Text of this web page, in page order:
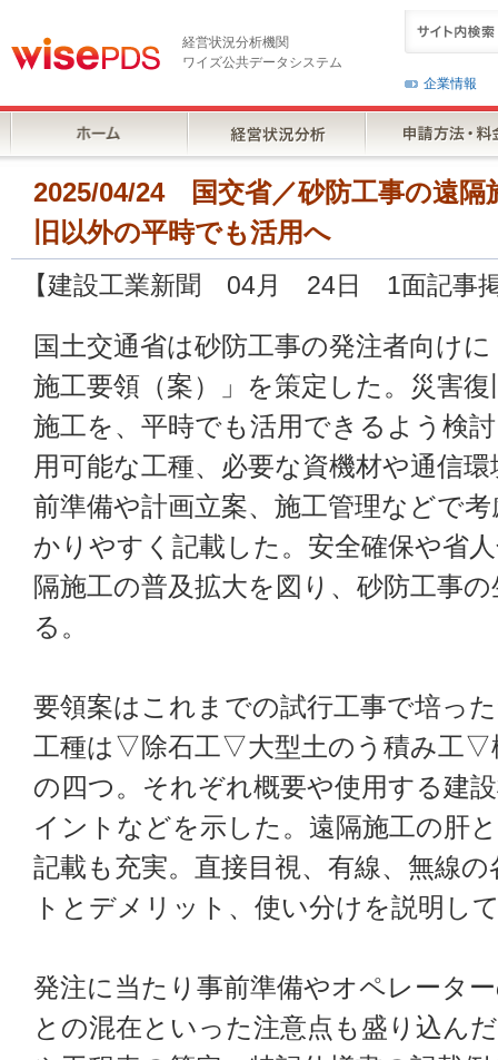
経営状況分析機関
ワイズ公共データシステム
企業情報
2025/04/24 国交省／砂防工事の遠隔
旧以外の平時でも活用へ
【建設工業新聞 04月 24日 1面記事
国土交通省は砂防工事の発注者向け
施工要領（案）」を策定した。災害
施工を、平時でも活用できるよう検
用可能な工種、必要な資機材や通信
前準備や計画立案、施工管理などで
かりやすく記載した。安全確保や省
隔施工の普及拡大を図り、砂防工事
る。
要領案はこれまでの試行工事で培っ
工種は▽除石工▽大型土のう積み工▽
の四つ。それぞれ概要や使用する建
イントなどを示した。遠隔施工の肝
記載も充実。直接目視、有線、無線
トとデメリット、使い分けを説明し
発注に当たり事前準備やオペレータ
との混在といった注意点も盛り込ん